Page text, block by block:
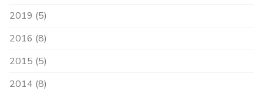
2019 (5)
2016 (8)
2015 (5)
2014 (8)